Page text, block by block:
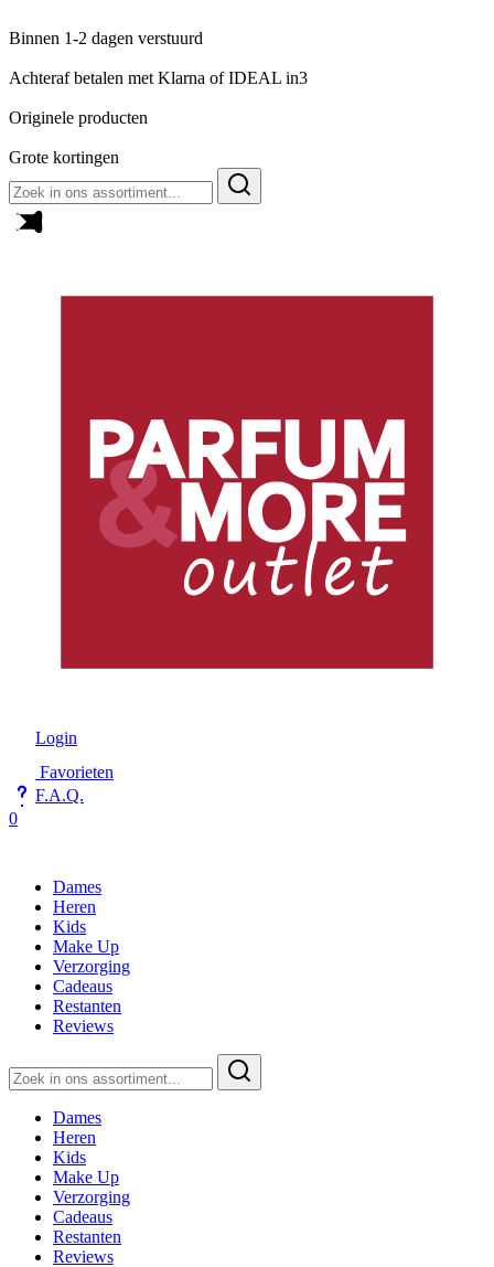
Binnen 1-2 dagen verstuurd
Achteraf betalen met Klarna of IDEAL in3
Originele producten
Grote kortingen
naar:
Login
Favorieten
F.A.Q.
0
Dames
Heren
Kids
Make Up
Verzorging
Cadeaus
Restanten
Reviews
naar:
Dames
Heren
Kids
Make Up
Verzorging
Cadeaus
Restanten
Reviews